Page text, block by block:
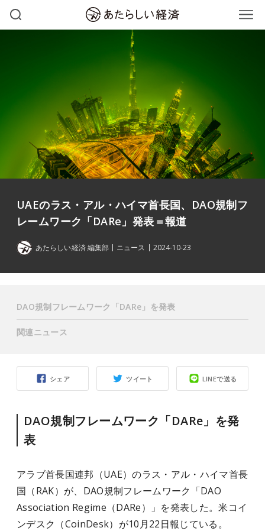
UAEのラス・アル・ハイマ首長国、DAO規制フ
レームワーク「DARe」発表＝報道
あたらしい経済 編集部 ニュース 2024-10-23
シェア ツイート LINEで送る
DAO規制フレームワーク「DARe」を発
表
アラブ首長国連邦（UAE）のラス・アル・ハイマ首長
国（RAK）が、DAO規制フレームワーク「DAO
Association Regime（DARe）」を発表した。米コイ
ンデスク（CoinDesk）が10月22日報じている。
DAO規制フレームワーク「DARe」を発表
関連ニュース